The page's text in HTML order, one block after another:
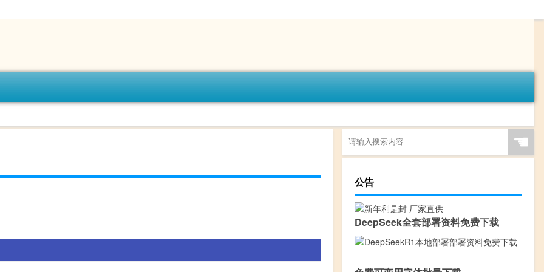
☚
公告
DeepSeek全套部署资料免费下载